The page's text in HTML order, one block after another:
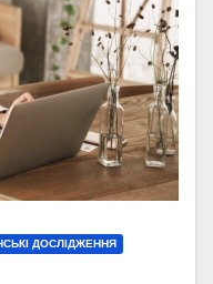
ДОСЛІДЖЕННЯ